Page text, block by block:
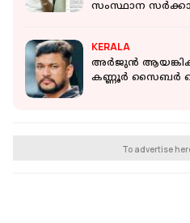
സംസ്ഥാന
KERALA
അര്‍ജുന്‍
കണ്ണൂര്‍ സൈബര്‍
To advertise